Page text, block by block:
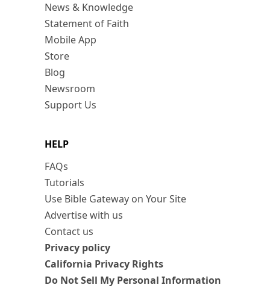
News & Knowledge
Statement of Faith
Mobile App
Store
Blog
Newsroom
Support Us
HELP
FAQs
Tutorials
Use Bible Gateway on Your Site
Advertise with us
Contact us
Privacy policy
California Privacy Rights
Do Not Sell My Personal Information